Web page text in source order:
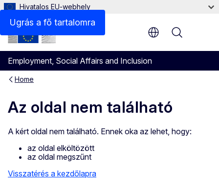
Ugrás a fő tartalomra
Hivatalos EU-webhely
Employment, Social Affairs and Inclusion
Menu
Home
Az oldal nem található
A kért oldal nem található. Ennek oka az lehet, hogy:
az oldal elköltözött
az oldal megszűnt
Visszatérés a kezdőlapra